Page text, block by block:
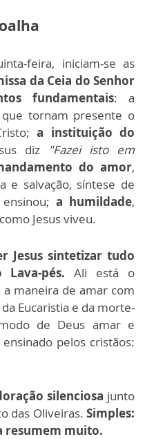
feira, iniciam-se as
da Ceia do Senhor
fundamentais: a
tornam presente o
a instituição do
diz
"Fazei isto em
do amor,
e salvação, síntese de
a humildade,
Jesus viveu.
Jesus sintetizar tudo
Lava-pés.Ali está o
maneira de amar com
Eucaristia e da morte-
de Deus amar e
pelos cristãos:
silenciosa junto
das Oliveiras. Simples:
resumem muito.